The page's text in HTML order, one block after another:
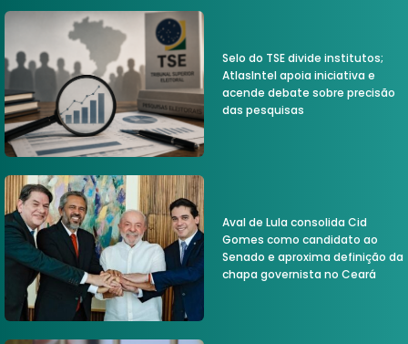
Selo do TSE divide institutos;
AtlasIntel apoia iniciativa e
acende debate sobre precisão
das pesquisas
Aval de Lula consolida Cid
Gomes como candidato ao
Senado e aproxima definição da
chapa governista no Ceará